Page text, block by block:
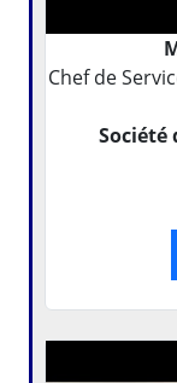
Chef de
Société